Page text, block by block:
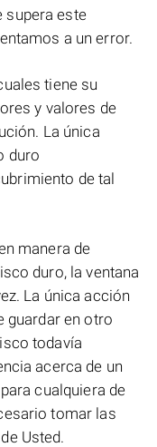
supera este
a un error.
tiene su
y valores de
La única
duro
de tal
manera de
duro, la ventana
La única acción
guardar en otro
todavía
acerca de un
cualquiera de
tomar las
Usted.